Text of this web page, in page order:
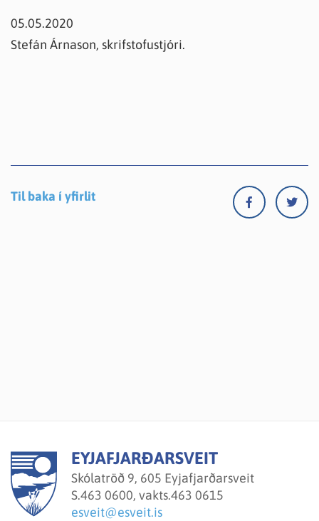
05.05.2020
Stefán Árnason, skrifstofustjóri.
Til baka í yfirlit
EYJAFJARÐARSVEIT
Skólatröð 9, 605 Eyjafjarðarsveit
S.463 0600, vakts.463 0615
esveit@esveit.is